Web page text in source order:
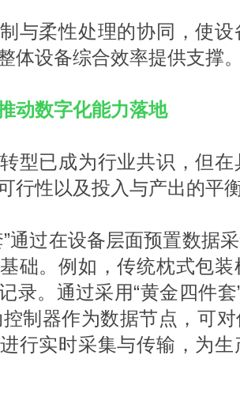
与柔性处理的协同，使
体设备综合效率提供支撑
动数字化能力落地
型已成为行业共识，但
行性以及投入与产出的平
”通过在设备层面预置数据
础。例如，传统枕式包
录。通过采用“黄金四件
控制器作为数据节点，可
行实时采集与传输，为